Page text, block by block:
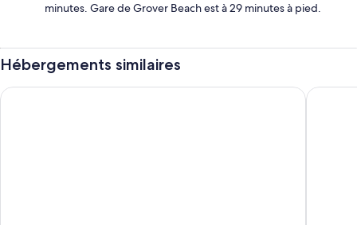
minutes. Gare de Grover Beach est à 29 minutes à pied.
Hébergements similaires
Beach House Inn & Suites Pismo